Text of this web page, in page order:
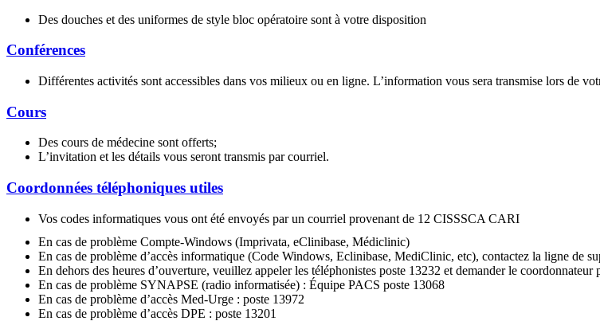
Des douches et des uniformes de style bloc opératoire sont à votre disposition
Conférences
Différentes activités sont accessibles dans vos milieux ou en ligne. L’information vous sera transmise lors de
Cours
Des cours de médecine sont offerts;
L’invitation et les détails vous seront transmis par courriel.
Coordonnées téléphoniques utiles
Vos codes informatiques vous ont été envoyés par un courriel provenant de 12 CISSSCA CARI
En cas de problème Compte-Windows (Imprivata, eClinibase, Médiclinic)
En cas de problème d’accès informatique (Code Windows, Eclinibase, MediClinic, etc), contactez la ligne de
En dehors des heures d’ouverture, veuillez appeler les téléphonistes poste 13232 et demander le
En cas de problème SYNAPSE (radio informatisée) : Équipe PACS poste 13068
En cas de problème d’accès Med-Urge : poste 13972
En cas de problème d’accès DPE : poste 13201